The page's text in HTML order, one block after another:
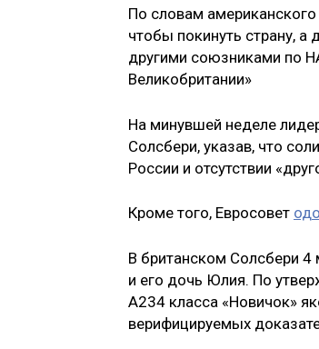
По словам
чтобы покинуть страну, а
другими союзниками по
Великобритании»
На минувшей неделе
Солсбери, указав, что
России и отсутствии
Кроме того, Евросовет
В британском Солсбери
и его дочь Юлия. По
А234 класса «Новичок»
верифицируемых